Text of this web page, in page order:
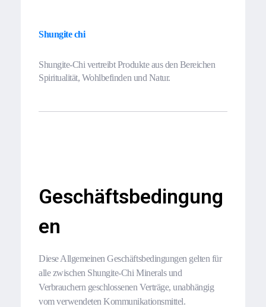
Shungite chi
Shungite-Chi vertreibt Produkte aus den Bereichen
Spiritualität, Wohlbefinden und Natur.
Geschäftsbedingung
en
Diese Allgemeinen Geschäftsbedingungen gelten für
alle zwischen Shungite-Chi Minerals und
Verbrauchern geschlossenen Verträge, unabhängig
vom verwendeten Kommunikationsmittel.